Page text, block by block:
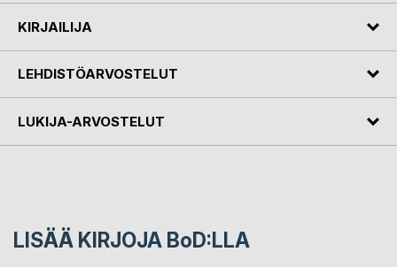
KIRJAILIJA
LEHDISTÖARVOSTELUT
LUKIJA-ARVOSTELUT
LISÄÄ KIRJOJA BoD:LLA